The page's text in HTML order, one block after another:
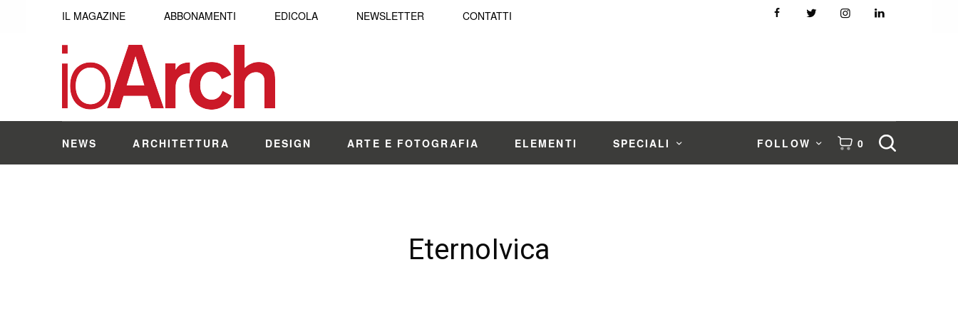
IL MAGAZINE ABBONAMENTI EDICOLA NEWSLETTER CONTATTI
NEWS ARCHITETTURA DESIGN ARTE E FOTOGRAFIA ELEMENTI SPECIALI FOLLOW 0
EternoIvica